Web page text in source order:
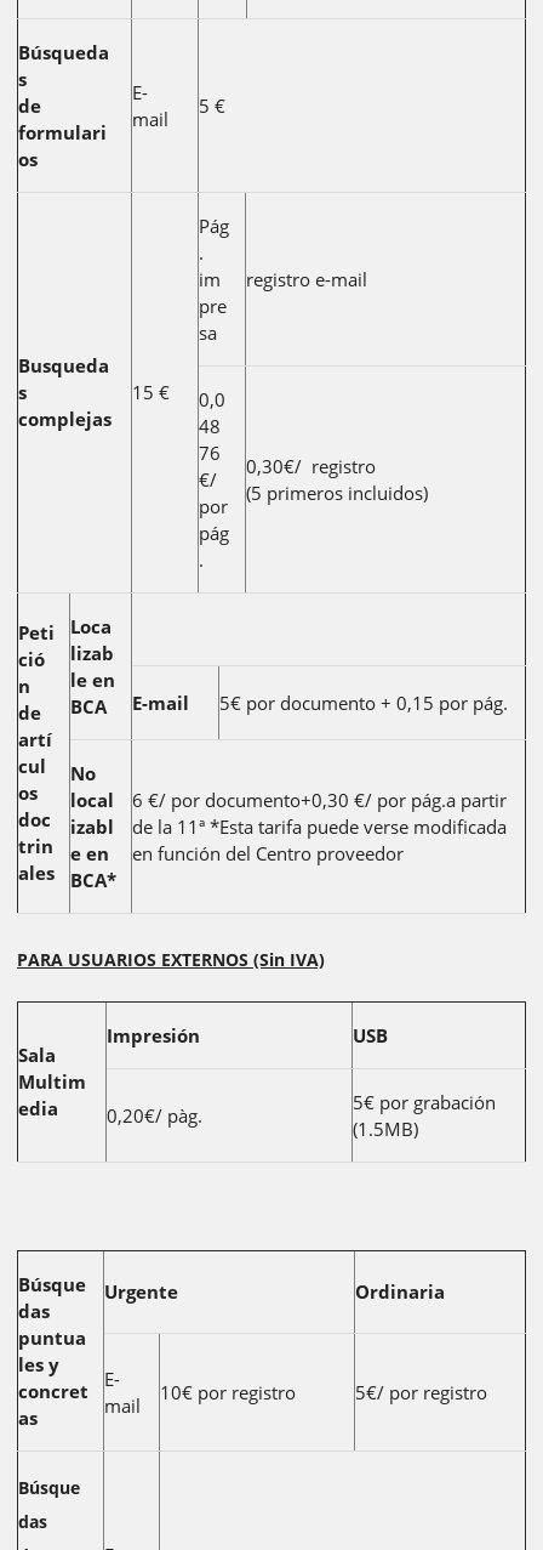
Búsqueda
s
de
formulari
os
E-
mail
5 €
Busqueda
s
complejas
15 €
Pág
.
im
pre
sa
registro e-mail
0,0
48
76
€/
por
pág
.
0,30€/ registro
(5 primeros incluidos)
Peti
ció
n
de
artí
cul
os
doc
trin
ales
Loca
lizab
le en
BCA
E-mail 5€ por documento + 0,15 por pág.
No
local
izabl
e en
BCA*
6 €/ por documento+0,30 €/ por pág.a partir
de la 11ª *Esta tarifa puede verse modificada
en función del Centro proveedor
PARA USUARIOS EXTERNOS (Sin IVA)
Sala
Multim
edia
Impresión USB
0,20€/ pàg.
5€ por grabación
(1.5MB)
Búsque
das
puntua
les y
concret
as
Urgente Ordinaria
E-
mail
10€ por registro 5€/ por registro
Búsque
das